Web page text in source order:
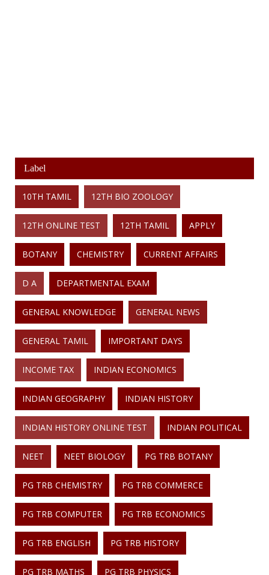
Label
10TH TAMIL 12TH BIO ZOOLOGY
12TH ONLINE TEST 12TH TAMIL APPLY
BOTANY CHEMISTRY CURRENT AFFAIRS
D A DEPARTMENTAL EXAM
GENERAL KNOWLEDGE GENERAL NEWS
GENERAL TAMIL IMPORTANT DAYS
INCOME TAX INDIAN ECONOMICS
INDIAN GEOGRAPHY INDIAN HISTORY
INDIAN HISTORY ONLINE TEST INDIAN POLITICAL
NEET NEET BIOLOGY PG TRB BOTANY
PG TRB CHEMISTRY PG TRB COMMERCE
PG TRB COMPUTER PG TRB ECONOMICS
PG TRB ENGLISH PG TRB HISTORY
PG TRB MATHS PG TRB PHYSICS